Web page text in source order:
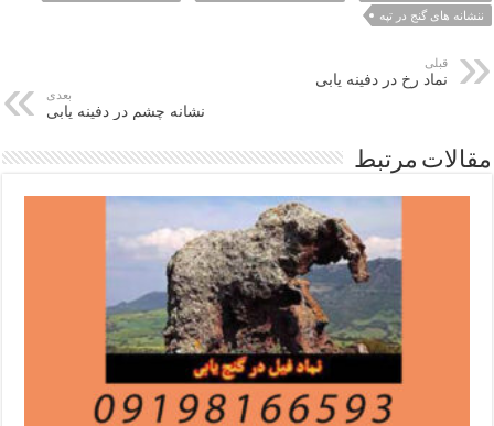
ننشانه های گنج در تپه
قبلی
نماد رخ در دفینه یابی
بعدی
نشانه چشم در دفینه یابی
مقالات مرتبط